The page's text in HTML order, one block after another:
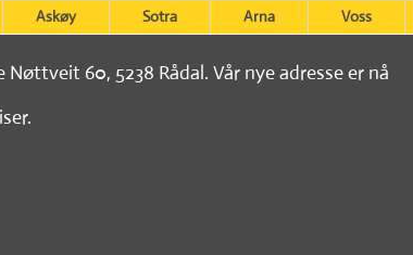
Askøy Sotra Arna Voss
60, 5238 Rådal. Vår nye adresse er nå